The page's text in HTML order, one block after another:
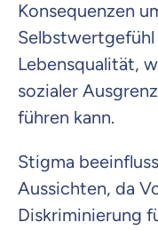
Konsequenzen
Lebensqualität,
sozialer
führen kann.
Stigma
Aussichten, da
Diskriminierung